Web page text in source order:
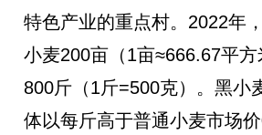
特色产业的重点村。2022年
小麦200亩（1亩≈666.67平
800斤（1斤=500克）。黑小
体以每斤高于普通小麦市场